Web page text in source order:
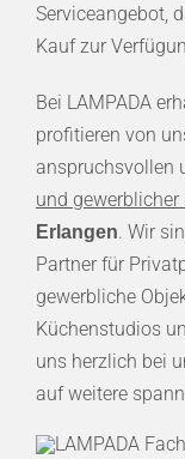
Serviceangebot,
Kauf zur
Bei LAMPADA
profitieren von
anspruchsvollen
und gewerblicher
Erlangen. Wir
Partner für
gewerbliche
Küchenstudios
uns herzlich bei
auf weitere